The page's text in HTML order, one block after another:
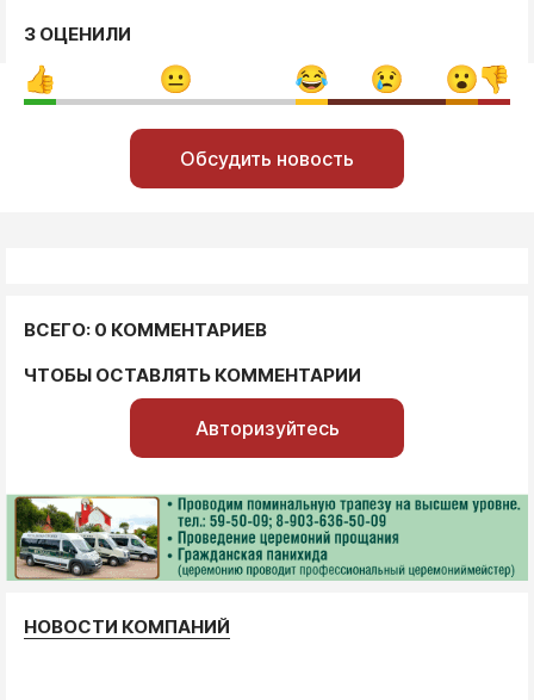
3 ОЦЕНИЛИ
Обсудить новость
ВСЕГО: 0 КОММЕНТАРИЕВ
ЧТОБЫ ОСТАВЛЯТЬ КОММЕНТАРИИ
Авторизуйтесь
НОВОСТИ КОМПАНИЙ